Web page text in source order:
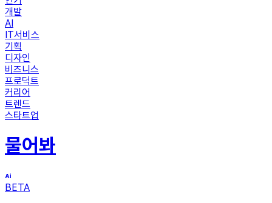
개발
AI
IT서비스
기획
디자인
비즈니스
프로덕트
커리어
트렌드
스타트업
물어봐
BETA